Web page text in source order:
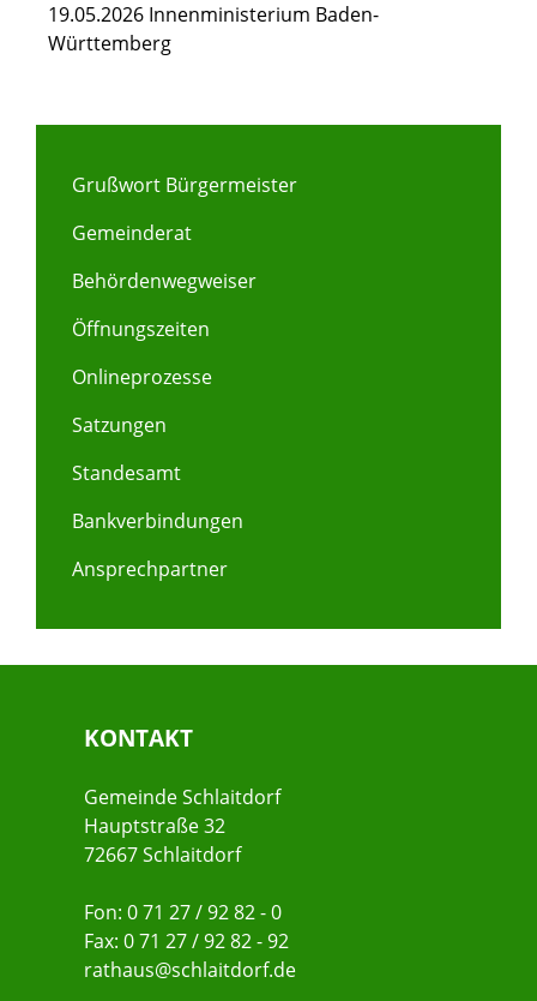
19.05.2026 Innenministerium Baden-
Württemberg
Grußwort Bürgermeister
Gemeinderat
Behördenwegweiser
Öffnungszeiten
Onlineprozesse
Satzungen
Standesamt
Bankverbindungen
Ansprechpartner
KONTAKT
Gemeinde Schlaitdorf
Hauptstraße 32
72667 Schlaitdorf
Fon: 0 71 27 / 92 82 - 0
Fax: 0 71 27 / 92 82 - 92
rathaus@schlaitdorf.de